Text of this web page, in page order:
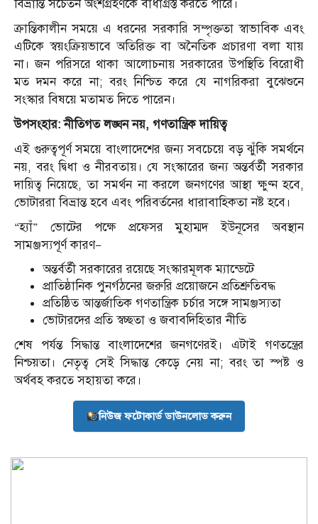
বিভ্রান্তি সচেতন অংশগ্রহণকে বাধাগ্রস্ত করতে পারে।
ক্রান্তিকালীন সময়ে এ ধরনের সরকারি সম্পৃক্ততা স্বাভাবিক এবং
এটিকে স্বয়ংক্রিয়ভাবে অতিরিক্ত বা অনৈতিক প্রচারণা বলা যায়
না। জন পরিসরে থাকা আলোচনায় সরকারের উপস্থিতি বিরোধী
মত দমন করে না; বরং নিশ্চিত করে যে নাগরিকরা বুঝেশুনে
সংস্কার বিষয়ে মতামত দিতে পারেন।
উপসংহার: নীতিগত লঙ্ঘন নয়, গণতান্ত্রিক দায়িত্ব
এই গুরুত্বপূর্ণ সময়ে বাংলাদেশের জন্য সবচেয়ে বড় ঝুঁকি সমর্থনে
নয়, বরং দ্বিধা ও নীরবতায়। যে সংস্কারের জন্য অন্তর্বর্তী সরকার
দায়িত্ব নিয়েছে, তা সমর্থন না করলে জনগণের আস্থা ক্ষুণ্ন হবে,
ভোটাররা বিভ্রান্ত হবে এবং পরিবর্তনের ধারাবাহিকতা নষ্ট হবে।
“হ্যাঁ” ভোটের পক্ষে প্রফেসর মুহাম্মদ ইউনূসের অবস্থান
সামঞ্জস্যপূর্ণ কারণ—
অন্তর্বর্তী সরকারের রয়েছে সংস্কারমূলক ম্যান্ডেটে
প্রাতিষ্ঠানিক পুনর্গঠনের জরুরি প্রয়োজনে প্রতিশ্রুতিবদ্ধ
প্রতিষ্ঠিত আন্তর্জাতিক গণতান্ত্রিক চর্চার সঙ্গে সামঞ্জস্যতা
ভোটারদের প্রতি স্বচ্ছতা ও জবাবদিহিতার নীতি
শেষ পর্যন্ত সিদ্ধান্ত বাংলাদেশের জনগণেরই। এটাই গণতন্ত্রের
নিশ্চয়তা। নেতৃত্ব সেই সিদ্ধান্ত কেড়ে নেয় না; বরং তা স্পষ্ট ও
অর্থবহ করতে সহায়তা করে।
নিউজ ফটোকার্ড ডাউনলোড করুন